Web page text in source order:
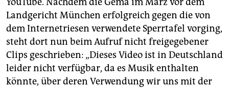
Landgericht München erfolgreich gegen die von
dem Internetriesen verwendete Sperrtafel vorging,
steht dort nun beim Aufruf nicht freigegebener
Clips geschrieben: „Dieses Video ist in Deutschland
leider nicht verfügbar, da es Musik enthalten
könnte, über deren Verwendung wir uns mit der